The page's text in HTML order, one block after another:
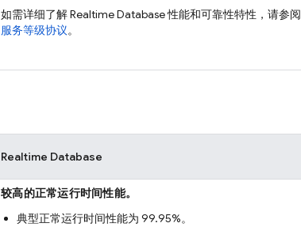
如需详细了解Realtime Database性能和可靠性特性，请参阅
服务等级协议。
Realtime Database
较高的正常运行时间性能。
典型正常运行时间性能为 99.95%。